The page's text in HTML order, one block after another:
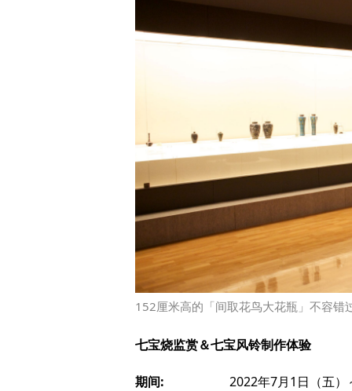
152厘米高的「间取花鸟大花瓶」不容错
七宝烧监赏＆七宝风铃制作体验
期间:
2022年7月1日（五